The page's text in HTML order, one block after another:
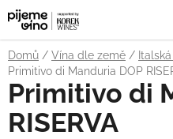
Přejít
na
obsah
Domů / Vína dle země /
Primitivo di Manduria DOP
Primitivo di
RISERVA